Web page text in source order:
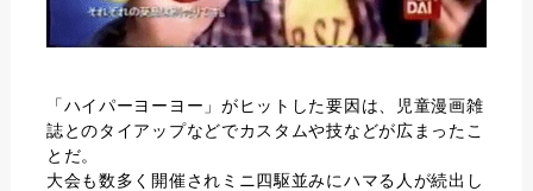
「ハイパーヨーヨー」がヒットした要因は、児童漫画雑
誌とのタイアップなどでカスタムや技などが広まったこ
とだ。
大会も数多く開催されミニ四駆並みにハマる人が続出し